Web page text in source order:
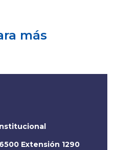
más
Extensión 1290